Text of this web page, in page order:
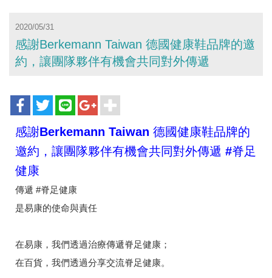
2020/05/31
感謝Berkemann Taiwan 德國健康鞋品牌的邀
約，讓團隊夥伴有機會共同對外傳遞
感謝Berkemann Taiwan 德國健康鞋品牌的
邀約，讓團隊夥伴有機會共同對外傳遞 #脊足
健康
傳遞 #脊足健康
是易康的使命與責任
在易康，我們透過治療傳遞脊足健康；
在百貨，我們透過分享交流脊足健康。